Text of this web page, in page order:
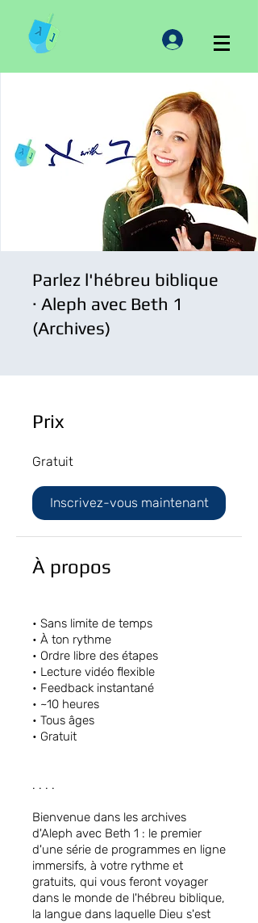
Parlez l'hébreu biblique
· Aleph avec Beth 1
(Archives)
Prix
Gratuit
Inscrivez-vous maintenant
À propos
• Sans limite de temps
• À ton rythme
• Ordre libre des étapes
• Lecture vidéo flexible
• Feedback instantané
• ~10 heures
• Tous âges
• Gratuit
. . . .
Bienvenue dans les archives
d'Aleph avec Beth 1 : le premier
d'une série de programmes en ligne
immersifs, à votre rythme et
gratuits, qui vous feront voyager
dans le monde de l'hébreu biblique,
la langue dans laquelle Dieu s'est